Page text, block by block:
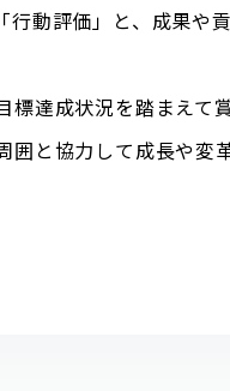
動評価」と、成果や
達成状況を踏まえて
と協力して成長や変